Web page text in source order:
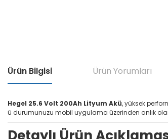
Ürün Bilgisi Ürün Yorumları
Hegel 25.6 Volt 200Ah Lityum Akü, yüksek
ü durumunuzu mobil uygulama üzerinden anlık